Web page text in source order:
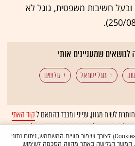
חשיבות משפטית, גוגל לא
לנושאים שמעניינים אותי
גוגל ישראל גולשים
תקדימית
לשיח מגוון, ענייני ומכבד בהתאם לקוד האתי
ביטויי אלימות, גזענות, הסתה או כל שיח
אוטומטיתולא יפורסמו באתר.
האתר עושה שימוש בעוגיות (Cookies) לצורך שיפור חוויית המשתמש, ניתוח נתוני
המשך הגלישה באתר מהווה הסכמה לשימוש